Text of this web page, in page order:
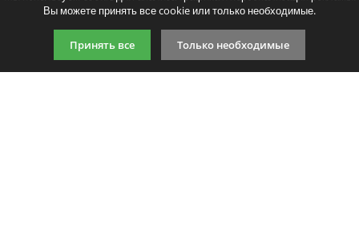
Вы можете принять все cookie или только необходимые.
Принять все Только необходимые